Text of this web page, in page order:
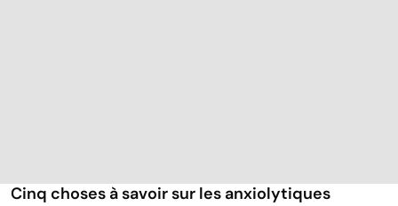
Cinq choses à savoir sur les anxiolytiques